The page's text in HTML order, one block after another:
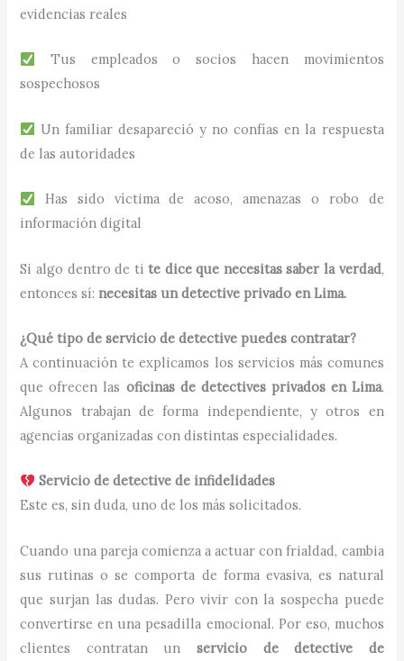
evidencias reales
Tus empleados o socios hacen movimientos
sospechosos
Un familiar desapareció y no confías en la respuesta
de las autoridades
Has sido víctima de acoso, amenazas o robo de
información digital
Si algo dentro de tite dice que necesitas saber la verdad,
entonces sí: necesitas un detective privado en Lima.
¿Qué tipo de servicio de detective puedes contratar?
A continuación te explicamos los servicios más comunes
que ofrecen las oficinas de detectives privados en Lima.
Algunos trabajan de forma independiente, y otros en
agencias organizadas con distintas especialidades.
Servicio de detective de infidelidades
Este es, sin duda, uno de los más solicitados.
Cuando una pareja comienza a actuar con frialdad, cambia
sus rutinas o se comporta de forma evasiva, es natural
que surjan las dudas. Pero vivir con la sospecha puede
convertirse en una pesadilla emocional. Por eso, muchos
clientes contratan un servicio de detective de